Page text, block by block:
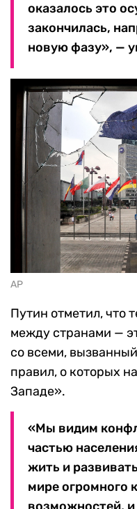
оказалось это
закончилась,
новую фазу», —
AP
Путин отметил, что
между странами —
со всеми,
правил, о которых
Западе».
«Мы видим
частью
жить и
мире огромного